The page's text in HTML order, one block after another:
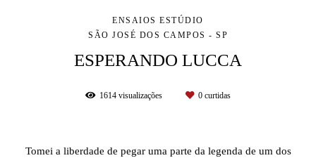
ENSAIOS ESTÚDIO
SÃO JOSÉ DOS CAMPOS - SP
ESPERANDO LUCCA
1614 visualizações 0 curtidas
Tomei a liberdade de pegar uma parte da legenda de um dos